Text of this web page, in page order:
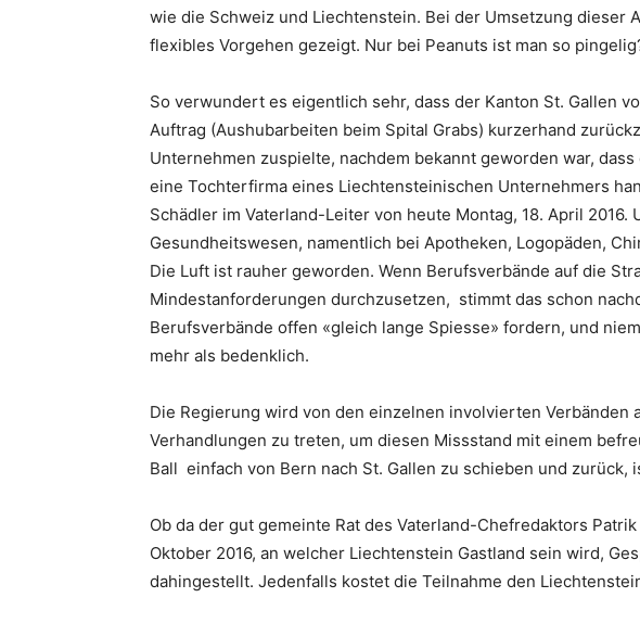
wie die Schweiz und Liechtenstein. Bei der Umsetzung dieser
flexibles Vorgehen gezeigt. Nur bei Peanuts ist man so
So verwundert es eigentlich sehr, dass der Kanton St. Gallen
Auftrag (Aushubarbeiten beim Spital Grabs) kurzerhand
Unternehmen zuspielte, nachdem bekannt geworden war,
eine Tochterfirma eines Liechtensteinischen Unternehmers
Schädler im Vaterland-Leiter von heute Montag, 18. April
Gesundheitswesen, namentlich bei Apotheken, Logopäden,
Die Luft ist rauher geworden. Wenn Berufsverbände auf die
Mindestanforderungen durchzusetzen, stimmt das schon
Berufsverbände offen «gleich lange Spiesse» fordern, und
mehr als bedenklich.
Die Regierung wird von den einzelnen involvierten Verbänden
Verhandlungen zu treten, um diesen Missstand mit einem
Ball einfach von Bern nach St. Gallen zu schieben und zurück,
Ob da der gut gemeinte Rat des Vaterland-Chefredaktors
Oktober 2016, an welcher Liechtenstein Gastland sein wird,
dahingestellt. Jedenfalls kostet die Teilnahme den